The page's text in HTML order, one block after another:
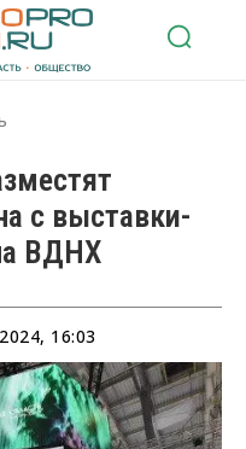
с выставки-
ВДНХ
16:03